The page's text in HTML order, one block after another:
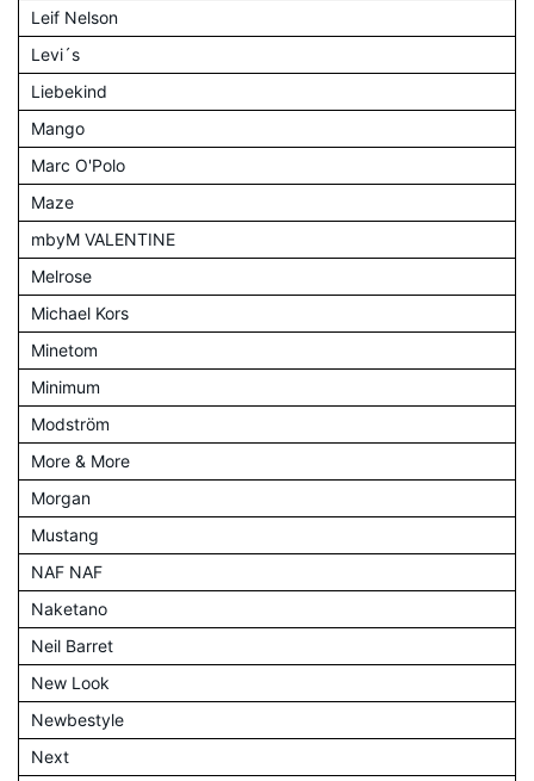
Leif Nelson
Levi´s
Liebekind
Mango
Marc O'Polo
Maze
mbyM VALENTINE
Melrose
Michael Kors
Minetom
Minimum
Modström
More & More
Morgan
Mustang
NAF NAF
Naketano
Neil Barret
New Look
Newbestyle
Next